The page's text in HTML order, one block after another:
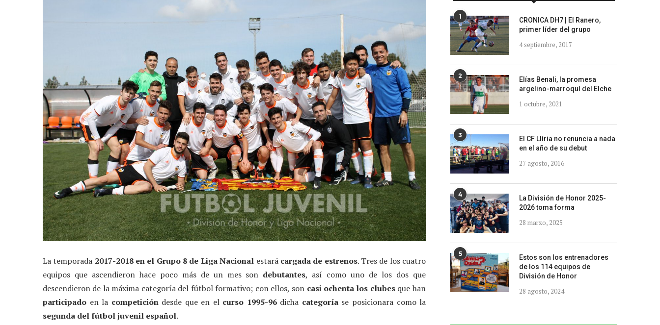
La temporada 2017-2018 en el Grupo 8 de Liga Nacional estará cargada de estrenos. Tres de los cuatro
equipos que ascendieron hace poco más de un mes son debutantes, así como uno de los dos que
descendieron de la máxima categoría del fútbol formativo; con ellos, son casi ochenta los clubes que han
participado en la competicióndesde que en el curso 1995-96dicha categoríase posicionara como la
segunda del fútbol juvenil español.
1
CRONICA DH7 | El Ranero,
primer líder del grupo
4 septiembre, 2017
2
Elías Benali, la promesa
argelino-marroquí del Elche
1 octubre, 2021
3
El CF Llíria no renuncia a nada
en el año de su debut
27 agosto, 2016
4
La División de Honor 2025-
2026 toma forma
28 marzo, 2025
5
Estos son los entrenadores
de los 114 equipos de
División de Honor
28 agosto, 2024